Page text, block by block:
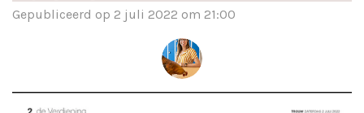
Gepubliceerd op 2 juli 2022 om 21:00